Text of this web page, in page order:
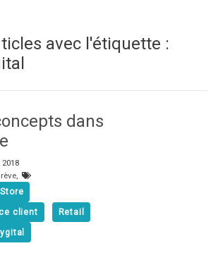
avec l'étiquette :
dans
client Retail